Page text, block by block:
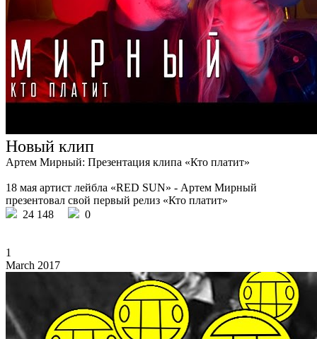
Новый клип
Артем Мирный: Презентация клипа «Кто платит»
18 мая артист лейбла «RED SUN» - Артем Мирный
презентовал свой первый релиз «Кто платит»
24 148
0
1
March 2017